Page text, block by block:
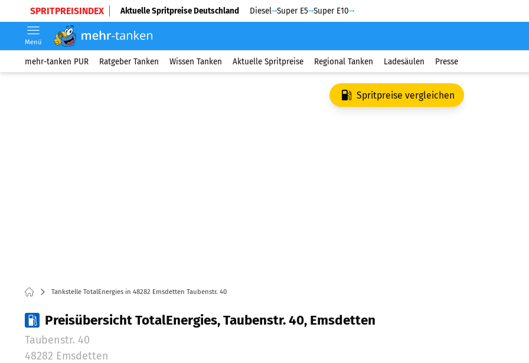
SPRITPREISINDEX Aktuelle Spritpreise Deutschland Diesel Super E5 Super E10
Menü
mehr-tanken PUR Ratgeber Tanken Wissen Tanken Aktuelle Spritpreise Regional Tanken Ladesäulen Presse
Spritpreise vergleichen
Tankstelle TotalEnergies in 48282 Emsdetten Taubenstr. 40
Preisübersicht TotalEnergies, Taubenstr. 40, Emsdetten
Taubenstr. 40
48282 Emsdetten